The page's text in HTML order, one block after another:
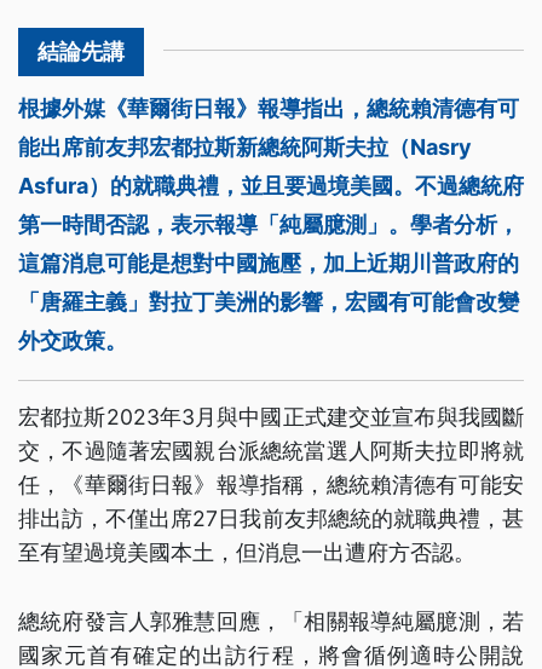
根據外媒《華爾街日報》報導指出，總統賴清德有可
能出席前友邦宏都拉斯新總統阿斯夫拉（Nasry
Asfura）的就職典禮，並且要過境美國。不過總統府
第一時間否認，表示報導「純屬臆測」。學者分析，
這篇消息可能是想對中國施壓，加上近期川普政府的
「唐羅主義」對拉丁美洲的影響，宏國有可能會改變
外交政策。
宏都拉斯2023年3月與中國正式建交並宣布與我國斷
交，不過隨著宏國親台派總統當選人阿斯夫拉即將就
任，《華爾街日報》報導指稱，總統賴清德有可能安
排出訪，不僅出席27日我前友邦總統的就職典禮，甚
至有望過境美國本土，但消息一出遭府方否認。
總統府發言人郭雅慧回應，「相關報導純屬臆測，若
國家元首有確定的出訪行程，將會循例適時公開說